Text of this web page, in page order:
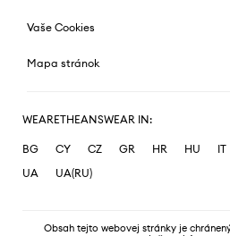
Vaše Cookies
Mapa stránok
WEARETHEANSWEAR IN:
BG CY CZ GR HR HU IT
UA
UA(RU)
Obsah tejto webovej stránky je